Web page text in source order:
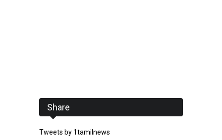
Share
Tweets by 1tamilnews